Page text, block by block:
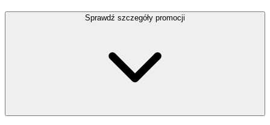
Sprawdź szczegóły promocji